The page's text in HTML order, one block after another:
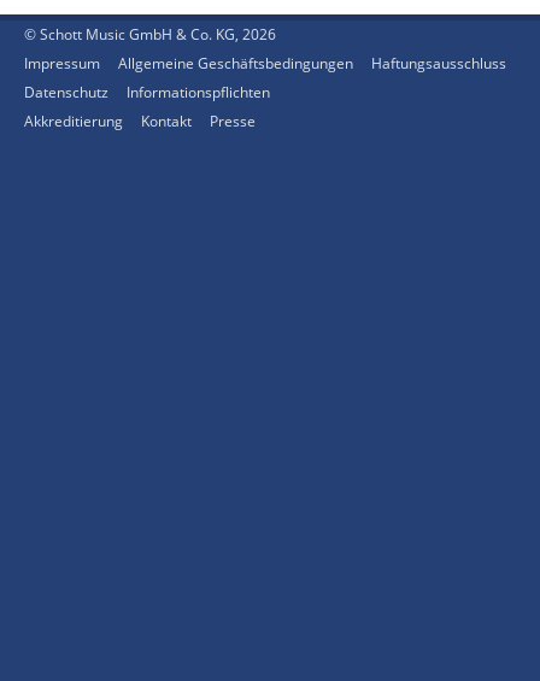
© Schott Music GmbH & Co. KG, 2026
Impressum
Allgemeine Geschäftsbedingungen
Haftungsausschluss
Datenschutz
Informationspflichten
Akkreditierung
Kontakt Presse